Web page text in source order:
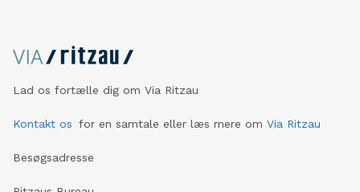
Lad os fortælle dig om Via Ritzau
Kontakt os for en samtale eller læs mere om Via Ritzau
Besøgsadresse